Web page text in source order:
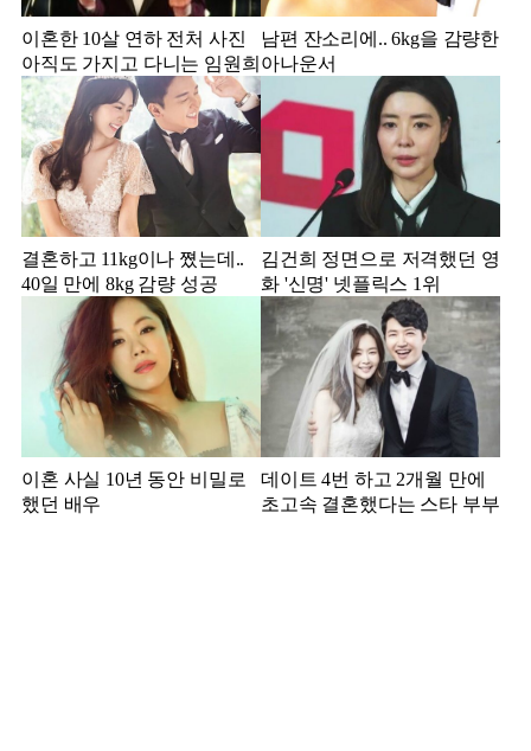
이혼한 10살 연하 전처 사진
아직도 가지고 다니는 임원희
남편 잔소리에.. 6kg을 감량한
아나운서
결혼하고 11kg이나 쪘는데..
40일 만에 8kg 감량 성공
김건희 정면으로 저격했던 영
화 '신명' 넷플릭스 1위
이혼 사실 10년 동안 비밀로
했던 배우
데이트 4번 하고 2개월 만에
초고속 결혼했다는 스타 부부